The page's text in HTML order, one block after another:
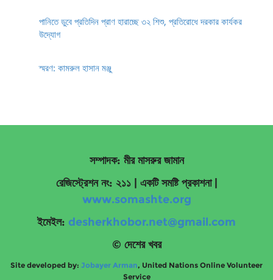
পানিতে ডুবে প্রতিদিন প্রাণ হারাচ্ছে ৩২ শিশু, প্রতিরোধে দরকার কার্যকর
উদ্যোগ
স্মরণ: কামরুল হাসান মঞ্জু
সম্পাদক: মীর মাসরুর জামান
রেজিস্ট্রেশন নং: ২১১ | একটি সমষ্টি প্রকাশনা
www.somashte.org
ইমেইল: desherkhobor.net@gmail.com
© দেশের খবর
Site developed by: Jobayer Arman, United Nations Online Volunteer
Service